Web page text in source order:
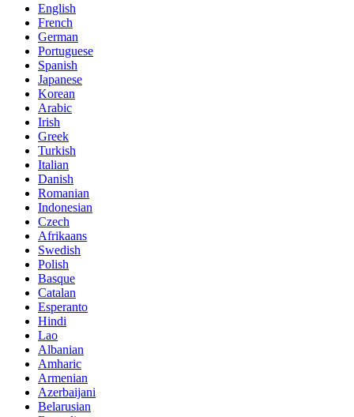
English
French
German
Portuguese
Spanish
Japanese
Korean
Arabic
Irish
Greek
Turkish
Italian
Danish
Romanian
Indonesian
Czech
Afrikaans
Swedish
Polish
Basque
Catalan
Esperanto
Hindi
Lao
Albanian
Amharic
Armenian
Azerbaijani
Belarusian